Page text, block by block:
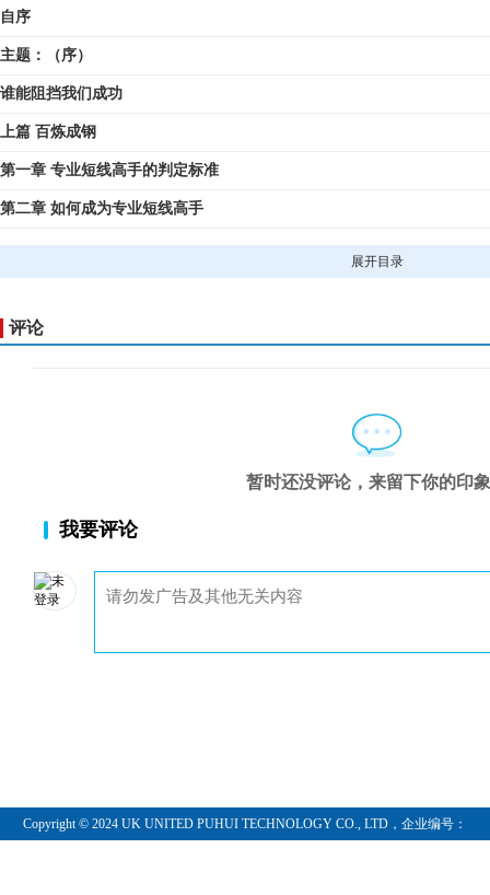
自序
主题：（序）
谁能阻挡我们成功
上篇 百炼成钢
第一章 专业短线高手的判定标准
第二章 如何成为专业短线高手
第三章 短线战术展开的前提
第五章 如何以最快速度捕捉短线黑马
附录Ⅱ 权证48 日实战裸奔呈现
展开目录
评论
暂时还没评论，来留下你的印
我要评论
Copyright © 2024 UK UNITED PUHUI TECHNOLOGY CO., LTD，企业编号：